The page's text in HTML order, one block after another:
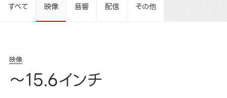
すべて 映像 音響 配信 その他
映像
～15.6インチ